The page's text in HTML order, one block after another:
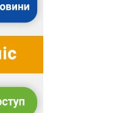
підстав її
немає шкідливих
чинній з 1 січня
пені в разі